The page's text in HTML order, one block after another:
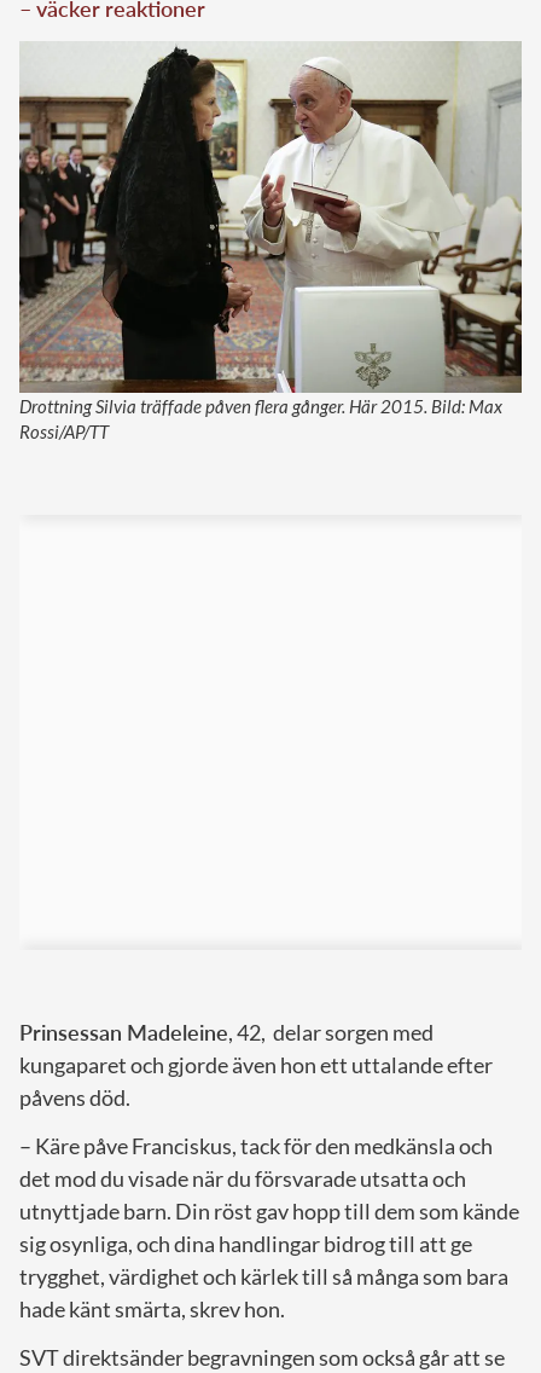
– väcker reaktioner
Drottning Silvia träffade påven flera gånger. Här 2015. Bild: Max
Rossi/AP/TT
Prinsessan Madeleine, 42, delar sorgen med
kungaparet och gjorde även hon ett uttalande efter
påvens död.
– Käre påve Franciskus, tack för den medkänsla och
det mod du visade när du försvarade utsatta och
utnyttjade barn. Din röst gav hopp till dem som kände
sig osynliga, och dina handlingar bidrog till att ge
trygghet, värdighet och kärlek till så många som bara
hade känt smärta, skrev hon.
SVT direktsänder begravningen som också går att se